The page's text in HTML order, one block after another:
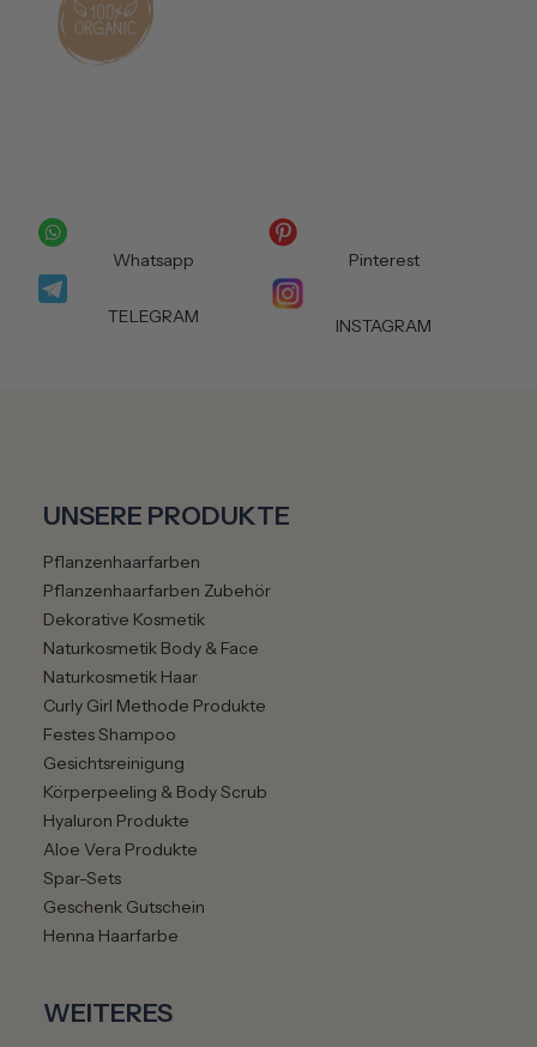
Whatsapp Pinterest
TELEGRAM INSTAGRAM
UNSERE PRODUKTE
Pflanzenhaarfarben
Pflanzenhaarfarben Zubehör
Dekorative Kosmetik
Naturkosmetik Body & Face
Naturkosmetik Haar
Curly Girl Methode Produkte
Festes Shampoo
Gesichtsreinigung
Körperpeeling & Body Scrub
Hyaluron Produkte
Aloe Vera Produkte
Spar-Sets
Geschenk Gutschein
Henna Haarfarbe
WEITERES